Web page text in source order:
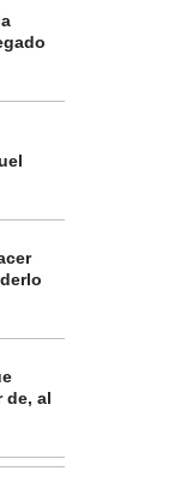
de, al